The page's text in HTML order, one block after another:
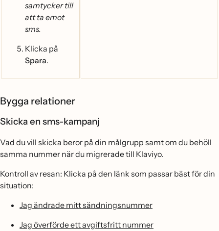
samtycker till
att ta emot
sms.
Klicka på
Spara.
Bygga relationer
Skicka en sms-kampanj
Vad du vill skicka beror på din målgrupp samt om du behöll
samma nummer när du migrerade till Klaviyo.
Kontroll av resan: Klicka på den länk som passar bäst för din
situation:
Jag ändrade mitt sändningsnummer
Jag överförde ett avgiftsfritt nummer